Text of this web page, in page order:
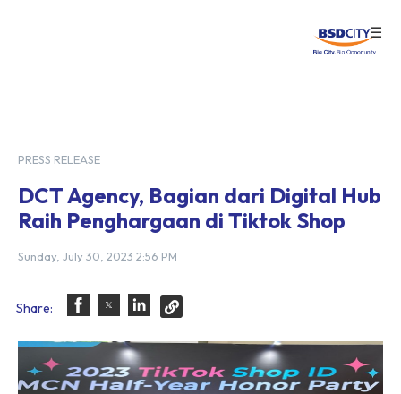
☰
PRESS RELEASE
DCT Agency, Bagian dari Digital Hub
Raih Penghargaan di Tiktok Shop
Sunday, July 30, 2023 2:56 PM
Share: